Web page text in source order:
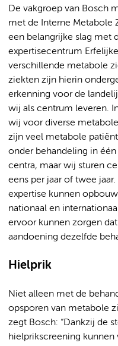
De vakgroep van Bosch
met de Interne Metabole
een belangrijke slag met
expertisecentrum
verschillende metabole
ziekten zijn hierin
erkenning voor de
wij als centrum leveren.
wij voor diverse
zijn veel metabole
onder behandeling in
centra, maar wij sturen
eens per jaar of twee
expertise kunnen
nationaal en
ervoor kunnen zorgen
aandoening dezelfde
Hielprik
Niet alleen met de
opsporen van metabole
zegt Bosch: “Dankzij de
hielprikscreening